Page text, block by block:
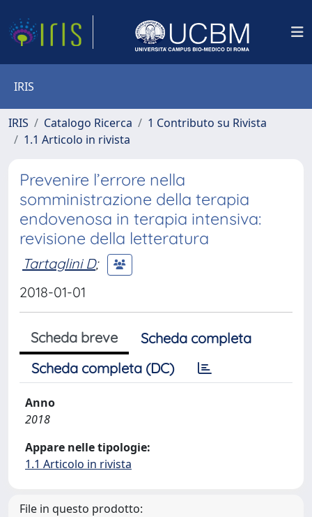
IRIS
IRIS Catalogo Ricerca
1 Contributo su Rivista
1.1 Articolo in rivista
Prevenire l’errore nella
somministrazione della terapia
endovenosa in terapia intensiva:
revisione della letteratura
Tartaglini D;
2018-01-01
Scheda breve
Scheda completa
Scheda completa (DC)
Anno
2018
Appare nelle tipologie:
1.1 Articolo in rivista
File in questo prodotto: